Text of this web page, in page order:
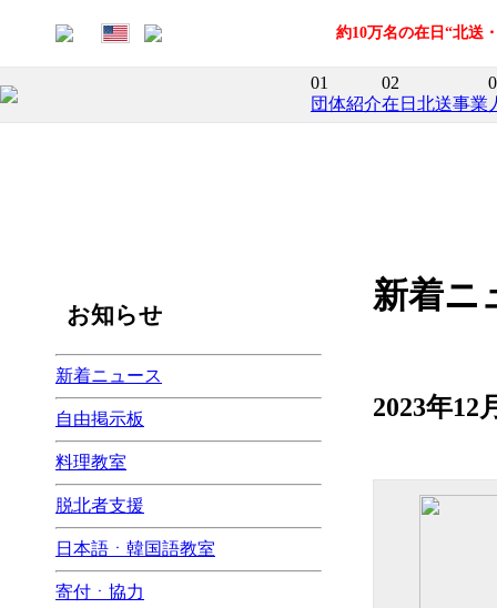
約10万名の在日“北送
01
団体紹介
02
在日北送事業
お知らせ
新着ニュース
自由掲示板
料理教室
脱北者支援
日本語ㆍ韓国語教室
寄付ㆍ協力
新着ニ
2023年12